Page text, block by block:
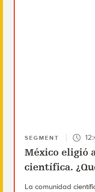
SEGMENT
México eligió
científica.
La comunidad